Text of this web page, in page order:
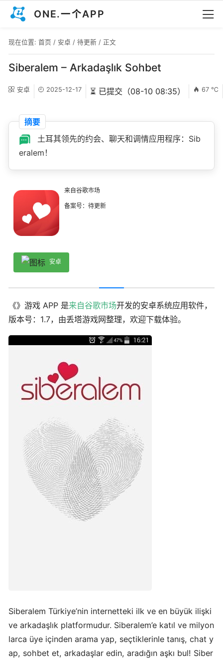
ONE.一个APP
现在位置: 首页 / 安卓 / 待更新 / 正文
Siberalem – Arkadaşlık Sohbet
安卓 2025-12-17 ⏳ 已提交（08-10 08:35） 67 ℃
摘要
土耳其领先的约会、聊天和调情应用程序：Sib
eralem！
来自谷歌市场
备案号：待更新
安卓
《》游戏 APP 是来自谷歌市场开发的安卓系统应用软件，
版本号：1.7，由丢塔游戏网整理，欢迎下载体验。
Siberalem Türkiye’nin internetteki ilk ve en büyük ilişki
ve arkadaşlık platformudur. Siberalem’e katıl ve milyon
larca üye içinden arama yap, seçtiklerinle tanış, chat y
ap, sohbet et, arkadaşlar edin, aradığın aşkı bul! Siber